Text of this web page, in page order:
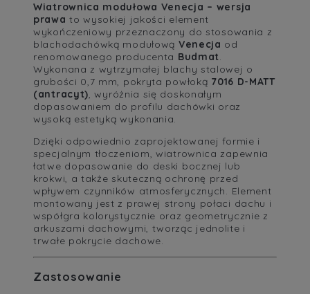
Wiatrownica modułowa Venecja – wersja
prawa to wysokiej jakości element
wykończeniowy przeznaczony do stosowania z
blachodachówką modułową Venecja od
renomowanego producenta Budmat.
Wykonana z wytrzymałej blachy stalowej o
grubości 0,7 mm, pokryta powłoką 7016 D-MATT
(antracyt), wyróżnia się doskonałym
dopasowaniem do profilu dachówki oraz
wysoką estetyką wykonania.
Dzięki odpowiednio zaprojektowanej formie i
specjalnym tłoczeniom, wiatrownica zapewnia
łatwe dopasowanie do deski bocznej lub
krokwi, a także skuteczną ochronę przed
wpływem czynników atmosferycznych. Element
montowany jest z prawej strony połaci dachu i
współgra kolorystycznie oraz geometrycznie z
arkuszami dachowymi, tworząc jednolite i
trwałe pokrycie dachowe.
Zastosowanie